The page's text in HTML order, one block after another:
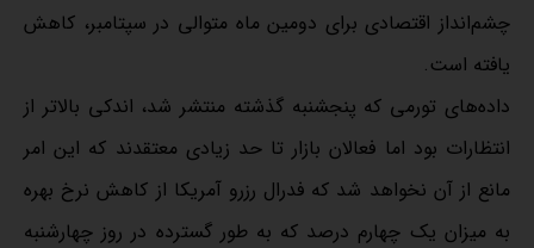
چشم‌انداز اقتصادی برای دومین ماه متوالی در سپتامبر، کاهش
یافته است.
داده‌های تورمی که پنجشنبه گذشته منتشر شد، اندکی بالاتر از
انتظارات بود اما فعالان بازار تا حد زیادی معتقدند که این امر
مانع از آن نخواهد شد که فدرال رزرو آمریکا از کاهش نرخ بهره
به میزان یک چهارم درصد که به طور گسترده در روز چهارشنبه